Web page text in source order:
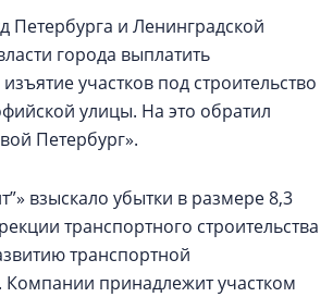
Петербурга и Ленинградской
города выплатить
участков под строительство
улицы. На это обратил
Петербург».
взыскало убытки в размере 8,3
транспортного строительства
транспортной
Компании принадлежит участком